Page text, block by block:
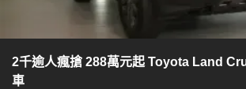
2千逾人瘋搶 288萬元起 Toyota Land
車